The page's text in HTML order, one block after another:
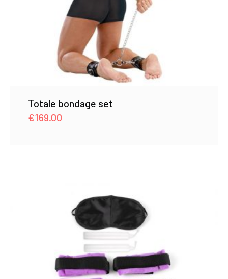
Totale bondage set
€169.00